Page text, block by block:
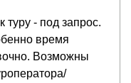
туру - под запрос.
время
Возможны